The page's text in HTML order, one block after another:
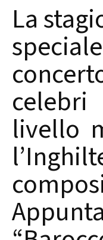
La
livello